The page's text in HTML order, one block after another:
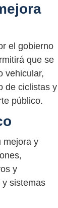
el gobierno
que se
vehicular,
de ciclistas y
público.
mejora y
y
sistemas